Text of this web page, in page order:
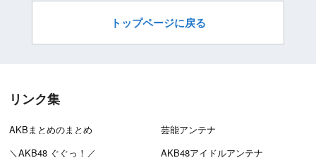
トップページに戻る
リンク集
AKBまとめのまとめ
芸能アンテナ
＼AKB48 ぐぐっ！／
AKB48アイドルアンテナ